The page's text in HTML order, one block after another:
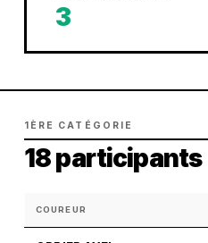
3
1ÈRE CATÉGORIE
18 participants
COUREUR